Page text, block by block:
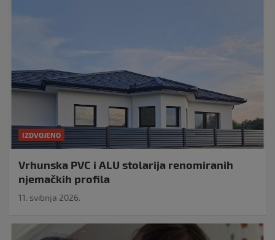
IZDVOJENO
Vrhunska PVC i ALU stolarija renomiranih
njemačkih profila
11. svibnja 2026.